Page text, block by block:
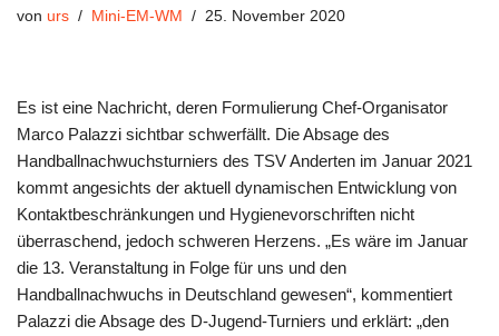
von urs Mini-EM-WM 25. November 2020
Es ist eine Nachricht, deren Formulierung Chef-Organisator
Marco Palazzi sichtbar schwerfällt. Die Absage des
Handballnachwuchsturniers des TSV Anderten im Januar 2021
kommt angesichts der aktuell dynamischen Entwicklung von
Kontaktbeschränkungen und Hygienevorschriften nicht
überraschend, jedoch schweren Herzens. „Es wäre im Januar
die 13. Veranstaltung in Folge für uns und den
Handballnachwuchs in Deutschland gewesen“, kommentiert
Palazzi die Absage des D-Jugend-Turniers und erklärt: „den